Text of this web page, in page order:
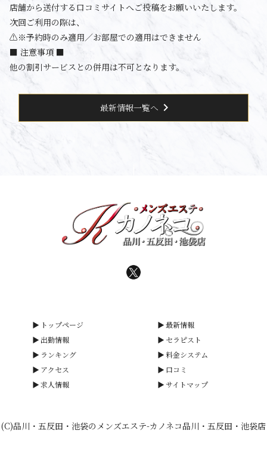
店舗から送付する口コミサイトへご投稿をお願いいたします。
次回ご利用の際は、
⚠️※予約時のみ適用／お部屋での適用はできません
■ 注意事項 ■
他の割引サービスとの併用は不可となります。
最新情報一覧へ chevron_right
トップページ
最新情報
出勤情報
セラピスト
ランキング
料金システム
アクセス
口コミ
求人情報
サイトマップ
(C)品川・五反田・池袋のメンズエステ-カノネコ品川・五反田・池袋店